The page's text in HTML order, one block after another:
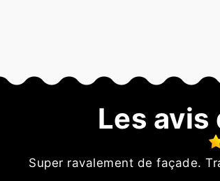
Les
Super ravalement de façade.